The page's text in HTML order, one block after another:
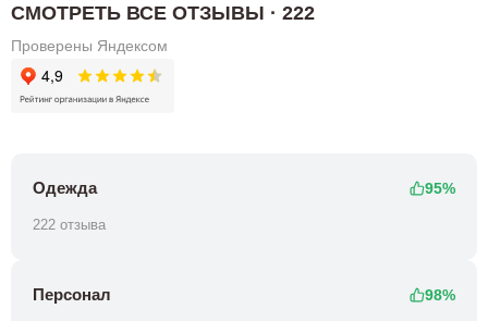
СМОТРЕТЬ ВСЕ ОТЗЫВЫ · 222
Проверены Яндексом
Одежда 95%
222 отзыва
Персонал 98%